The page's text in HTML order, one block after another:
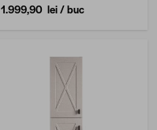
1.999,90 lei/ buc